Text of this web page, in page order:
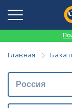
Главная База